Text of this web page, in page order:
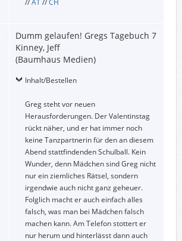
Dumm gelaufen! Gregs Tagebuch 7
Kinney, Jeff
(Baumhaus Medien)
Inhalt/Bestellen
Greg steht vor neuen
Herausforderungen. Der Valentinstag
rückt näher, und er hat immer noch
keine Tanzpartnerin für den an diesem
Abend stattfindenden Schulball. Kein
Wunder, denn Mädchen sind Greg nicht
nur ein ziemliches Rätsel, sondern
irgendwie auch nicht ganz geheuer.
Folglich macht er auch einfach alles
falsch, was man bei Mädchen falsch
machen kann. Am Telefon stottert er
nur herum und hinterlässt dann auch